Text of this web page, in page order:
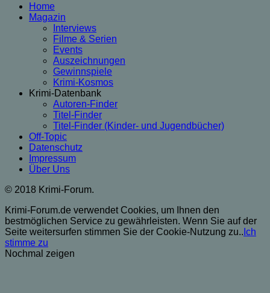
Home
Magazin
Interviews
Filme & Serien
Events
Auszeichnungen
Gewinnspiele
Krimi-Kosmos
Krimi-Datenbank
Autoren-Finder
Titel-Finder
Titel-Finder (Kinder- und Jugendbücher)
Off-Topic
Datenschutz
Impressum
Über Uns
© 2018 Krimi-Forum.
Krimi-Forum.de verwendet Cookies, um Ihnen den
bestmöglichen Service zu gewährleisten. Wenn Sie auf der
Seite weitersurfen stimmen Sie der Cookie-Nutzung zu.. Ich
stimme zu
Nochmal zeigen